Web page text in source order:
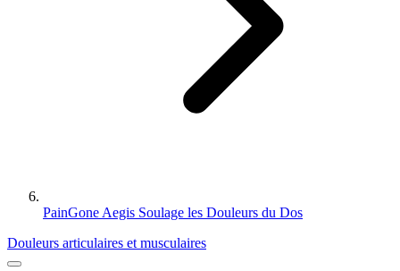
PainGone Aegis Soulage les Douleurs du Dos
Douleurs articulaires et musculaires